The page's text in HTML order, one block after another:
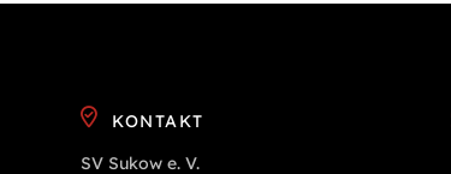
KONTAKT
SV Sukow e. V.